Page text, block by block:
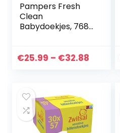
Pampers Fresh
Clean
Babydoekjes, 768
Geur en
€25.99 – €32.88
€32.88